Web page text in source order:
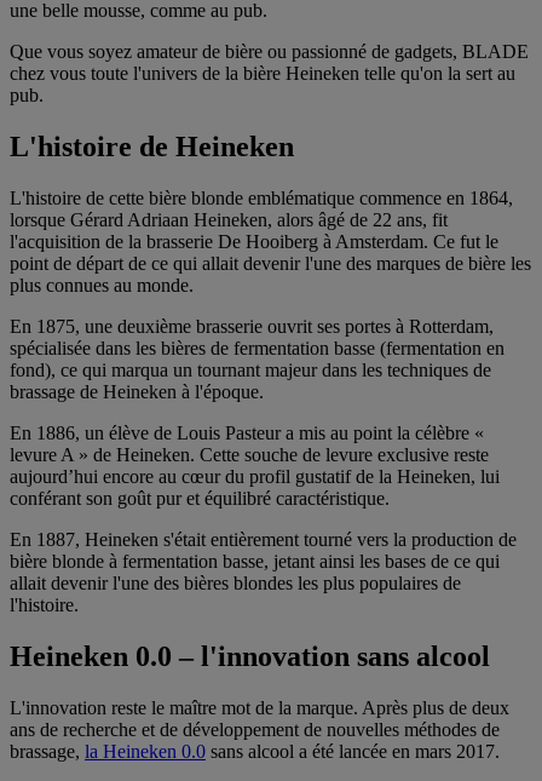
une belle mousse, comme au pub.
Que vous soyez amateur de bière ou passionné de gadgets, BLADE
chez vous toute l'univers de la bière Heineken telle qu'on la sert au
pub.
L'histoire de Heineken
L'histoire de cette bière blonde emblématique commence en 1864,
lorsque Gérard Adriaan Heineken, alors âgé de 22 ans, fit
l'acquisition de la brasserie De Hooiberg à Amsterdam. Ce fut le
point de départ de ce qui allait devenir l'une des marques de bière les
plus connues au monde.
En 1875, une deuxième brasserie ouvrit ses portes à Rotterdam,
spécialisée dans les bières de fermentation basse (fermentation en
fond), ce qui marqua un tournant majeur dans les techniques de
brassage de Heineken à l'époque.
En 1886, un élève de Louis Pasteur a mis au point la célèbre «
levure A » de Heineken. Cette souche de levure exclusive reste
aujourd’hui encore au cœur du profil gustatif de la Heineken, lui
conférant son goût pur et équilibré caractéristique.
En 1887, Heineken s'était entièrement tourné vers la production de
bière blonde à fermentation basse, jetant ainsi les bases de ce qui
allait devenir l'une des bières blondes les plus populaires de
l'histoire.
Heineken 0.0 – l'innovation sans alcool
L'innovation reste le maître mot de la marque. Après plus de deux
ans de recherche et de développement de nouvelles méthodes de
brassage, la Heineken 0.0 sans alcool a été lancée en mars 2017.